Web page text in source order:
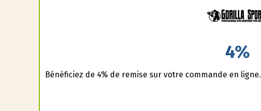
4%
Bénéficiez de 4% de remise sur votre commande en ligne.